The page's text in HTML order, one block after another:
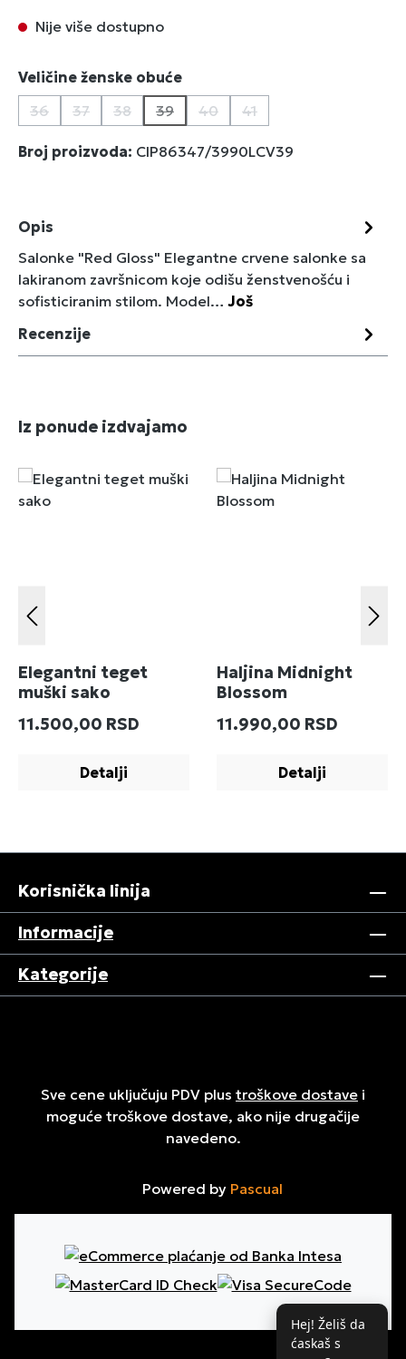
Hej! Želiš da
ćaskaš s
Nije više dostupno
Izaberi
Veličine ženske obuće
36
(Ova opcija trenutno nije dostupna.)
37
(Ova opcija trenutno nije dostupna.)
38
(Ova opcija trenutno nije dostupna.)
39
(Ova opcija trenutno nije dostupna.)
40
(Ova opcija trenutno nije
41
(Ova opcija trenutno
Broj proizvoda: CIP86347/3990LCV39
Opis
Salonke "Red Gloss" Elegantne crvene salonke sa
lakiranom završnicom koje odišu ženstvenošću i
sofisticiranim stilom. Model…Još
Recenzije
Preskoči galeriju proizvoda
Iz ponude izdvajamo
Elegantni teget
muški sako
Redovna cena:
11.500,00 RSD
Detalji
Haljina Midnight
Blossom
Redovna cena:
11.990,00 RSD
Detalji
Korisnička linija
Informacije
Kategorije
Sve cene uključuju PDV plus troškove dostave i
moguće troškove dostave, ako nije drugačije
navedeno.
Powered by Pascual